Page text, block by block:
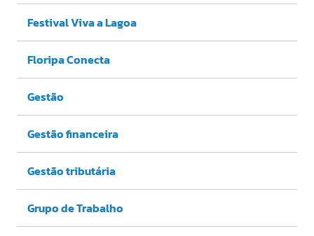
Festival Viva a Lagoa
Floripa Conecta
Gestão
Gestão financeira
Gestão tributária
Grupo de Trabalho